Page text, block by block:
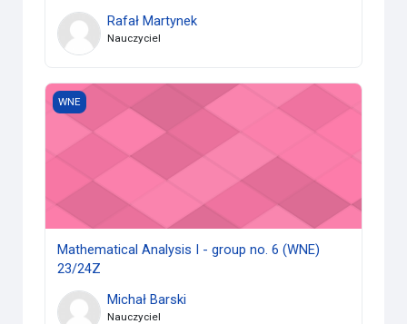
Rafał Martynek
Nauczyciel
Mathematical Analysis I - group no. 6 (WNE) 23/24Z
WNE
Mathematical Analysis I - group no. 6 (WNE)
23/24Z
Michał Barski
Nauczyciel